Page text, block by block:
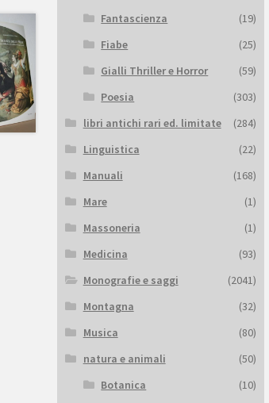
Fantascienza
(19)
Fiabe
(25)
Gialli Thriller e Horror
(59)
Poesia
(303)
libri antichi rari ed. limitate
(284)
Linguistica
(22)
Manuali
(168)
Mare
(1)
Massoneria
(1)
Medicina
(93)
Monografie e saggi
(2041)
Montagna
(32)
Musica
(80)
natura e animali
(50)
Botanica
(10)